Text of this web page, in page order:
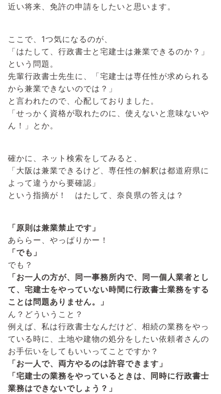
近い将来、免許の申請をしたいと思います。
ここで、1つ気になるのが、
「はたして、行政書士と宅建士は兼業できるのか？」
という問題。
先輩行政書士先生に、「宅建士は専任性が求められる
から兼業できないのでは？」
と言われたので、心配しておりました。
「せっかく資格が取れたのに、使えないと意味ないや
ん！」とか。
確かに、ネット検索をしてみると、
「大阪は兼業できるけど、専任性の解釈は都道府県に
よって違うから要確認」
という指摘が！ はたして、奈良県の答えは？
「原則は兼業禁止です」
あららー、やっぱりかー！
「でも」
でも？
「お一人の方が、同一事務所内で、同一個人業者とし
て、宅建士をやっていない時間に行政書士業務をする
ことは問題ありません。」
ん？どういうこと？
例えば、私は行政書士なんだけど、相続の業務をやっ
ている時に、土地や建物の処分をしたい依頼者さんの
お手伝いをしてもいいってことですか？
「お一人で、両方やるのは許容できます」
「宅建士の業務をやっているときは、同時に行政書士
業務はできないでしょう？」